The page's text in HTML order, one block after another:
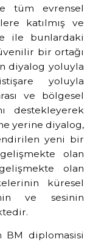
tüm evrensel
katılmış ve
ile bunlardaki
bir ortağı
diyalog yoluyla
yoluyla
ve bölgesel
destekleyerek
yerine diyalog,
yeni bir
olan
olan
küresel
ve sesinin
BM diplomasisi